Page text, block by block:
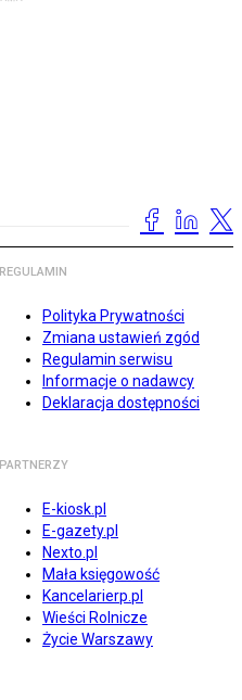
REGULAMIN
Polityka Prywatności
Zmiana ustawień zgód
Regulamin serwisu
Informacje o nadawcy
Deklaracja dostępności
PARTNERZY
E-kiosk.pl
E-gazety.pl
Nexto.pl
Mała księgowość
Kancelarierp.pl
Wieści Rolnicze
Życie Warszawy